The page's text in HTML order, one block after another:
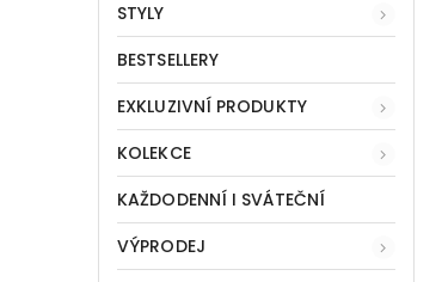
STYLY
BESTSELLERY
EXKLUZIVNÍ PRODUKTY
KOLEKCE
KAŽDODENNÍ I SVÁTEČNÍ
VÝPRODEJ